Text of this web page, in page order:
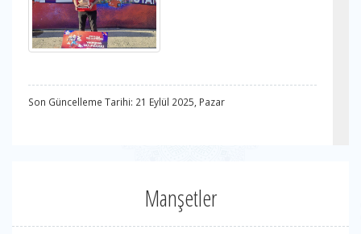
Son Güncelleme Tarihi: 21 Eylül 2025, Pazar
Manşetler